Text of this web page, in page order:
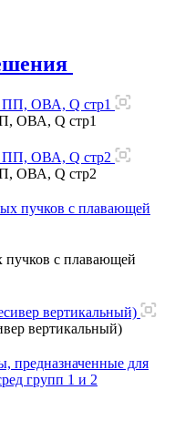
ОВА, Q стр1
ОВА, Q стр2
пучков с плавающей
вертикальный)